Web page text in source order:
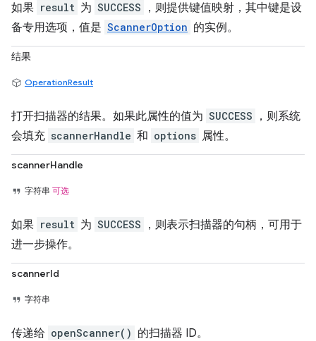
如果 result 为 SUCCESS
，则提供键值映射，其中键是设
备专用选项，值是 ScannerOption 的实例。
结果
OperationResult
打开扫描器的结果。如果此属性的值为 SUCCESS
，则系统
会填充 scannerHandle 和 options 属性。
scannerHandle
字符串 可选
如果 result 为 SUCCESS
，则表示扫描器的句柄，可用于
进一步操作。
scannerId
字符串
传递给 openScanner() 的扫描器 ID。